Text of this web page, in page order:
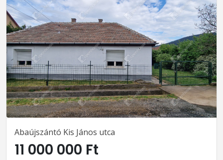
Abaújszántó Kis János utca
11 000 000 Ft